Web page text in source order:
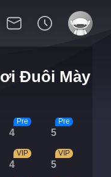
Đuôi Mày
4
Pre
5
Pre
4
VIP
5
VIP